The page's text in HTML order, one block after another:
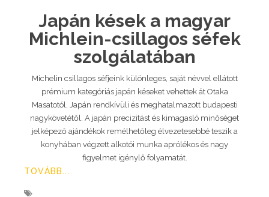
Japán kések a magyar
Michlein-csillagos séfek
szolgálatában
Michelin csillagos séfjeink különleges, saját névvel ellátott
prémium kategóriás japán késeket vehettek át Otaka
Masatotól, Japán rendkívüli és meghatalmazott budapesti
nagykövetétől. A japán precizitást és kimagasló minőséget
jelképező ajándékok remélhetőleg élvezetesebbé teszik a
konyhában végzett alkotói munka aprólékos és nagy
figyelmet igénylő folyamatát.
TOVÁBB...